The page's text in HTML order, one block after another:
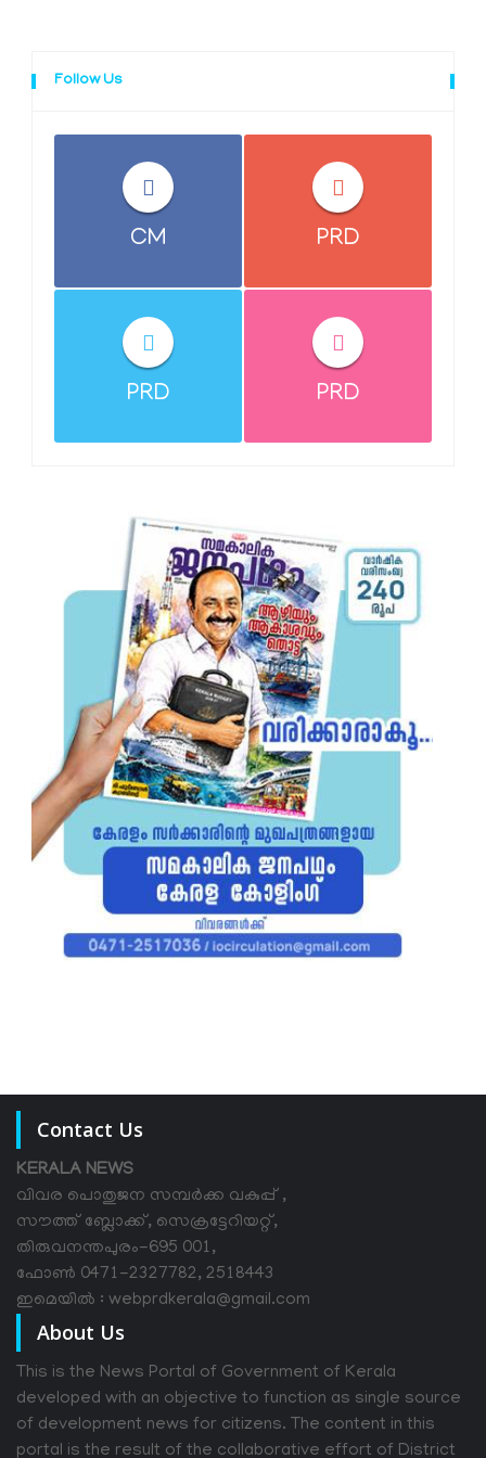
Follow Us
CM PRD
PRD PRD
Contact Us
KERALA NEWS
വിവര പൊതുജന സമ്പര്‍ക്ക വകുപ്പ് ,
സൗത്ത് ബ്ലോക്ക്, സെക്രട്ടേറിയറ്റ്,
തിരുവനന്തപുരം-695 001,
ഫോൺ 0471-2327782, 2518443
ഇമെയിൽ : webprdkerala@gmail.com
About Us
This is the News Portal of Government of Kerala
developed with an objective to function as single source
of development news for citizens. The content in this
portal is the result of the collaborative effort of District